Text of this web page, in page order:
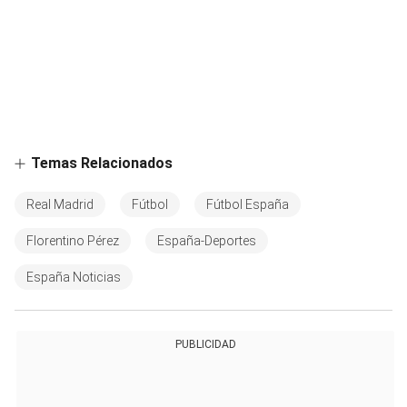
Temas Relacionados
Real Madrid Fútbol Fútbol España
Florentino Pérez España-Deportes
España Noticias
PUBLICIDAD